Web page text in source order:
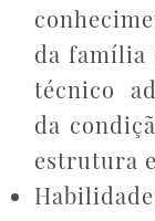
da família
técnico
da
estrutura